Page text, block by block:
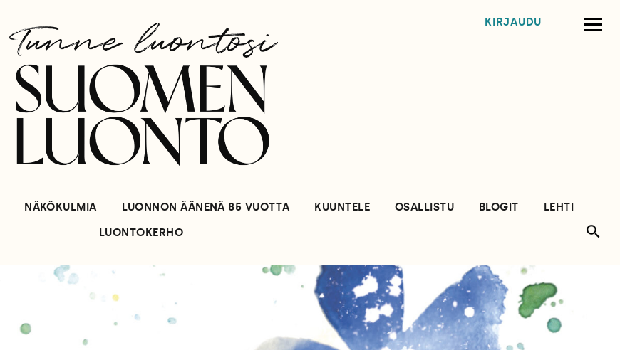
KIRJAUDU
NÄKÖKULMIA LUONNON ÄÄNENÄ 85 VUOTTA KUUNTELE OSALLISTU BLOGIT
LEHTI
LUONTOKERHO